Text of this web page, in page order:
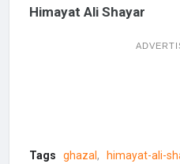
Himayat Ali Shayar
Tags ghazal himayat-ali-